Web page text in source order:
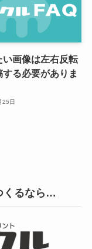
い画像は左右反転
する必要がありま
25日
くるなら…